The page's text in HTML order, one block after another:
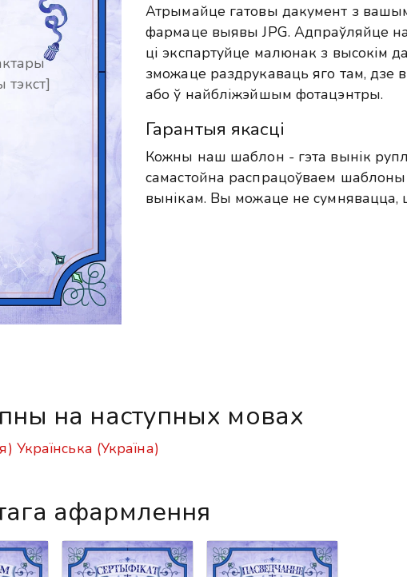
тэкст]
Атрымайце гатовы дакумент з
фармаце выявы JPG. Адпраўляйце
ці экспартуйце малюнак з высокім
зможаце раздрукаваць яго там, дзе
або ў найбліжэйшым фотацэнтры.
Гарантыя якасці
Кожны наш шаблон - гэта вынік
самастойна распрацоўваем
вынікам. Вы можаце не сумнявацца,
на наступных мовах
Українська (Україна)
афармлення